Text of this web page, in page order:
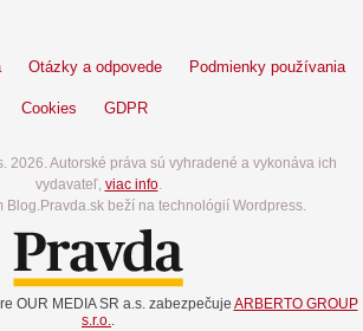
Otázky a odpovede Podmienky používania
Cookies GDPR
2026. Autorské práva sú vyhradené a vykonáva ich
vydavateľ, viac info.
Blog.Pravda.sk beží na technológií Wordpress.
OUR MEDIA SR a.s. zabezpečuje ARBERTO GROUP
s.r.o..